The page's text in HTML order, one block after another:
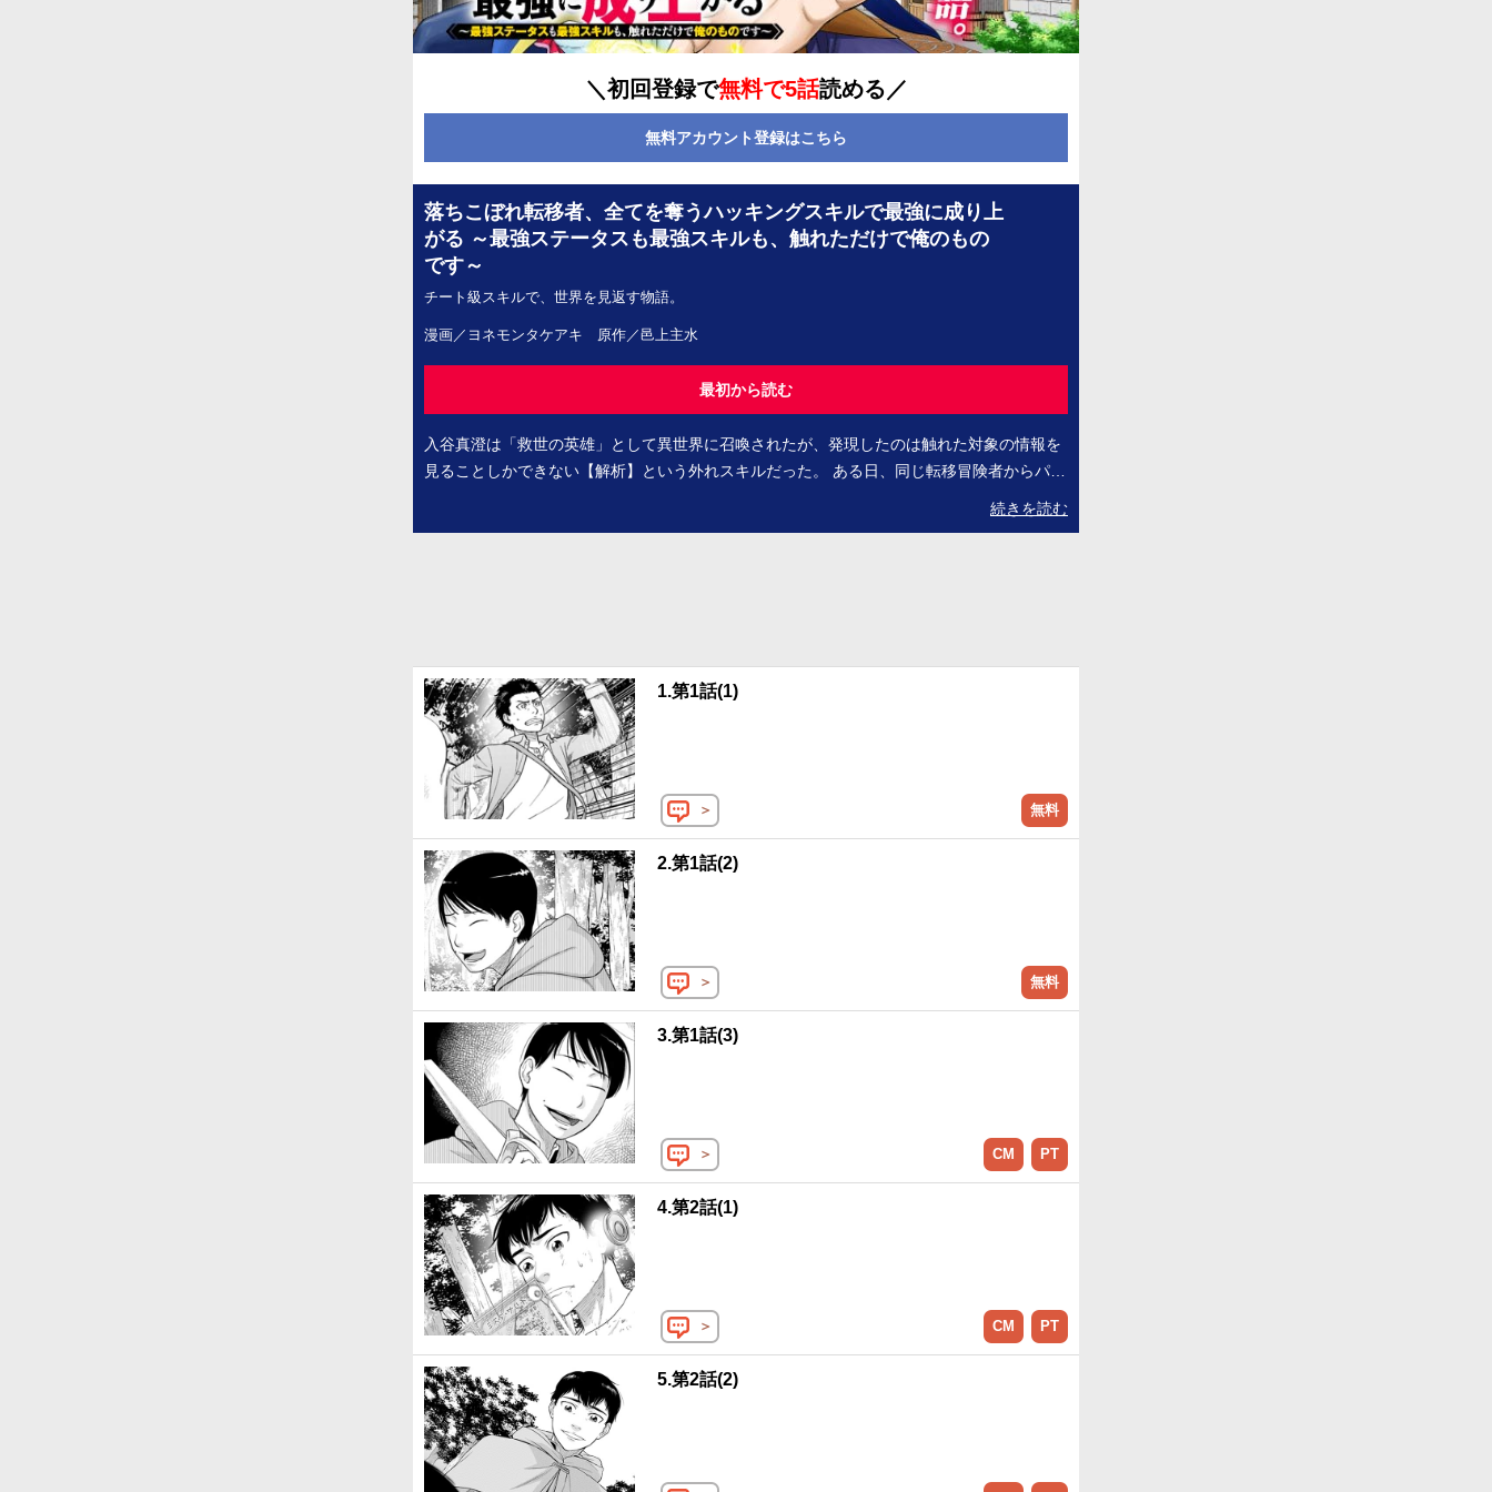
＼初回登録で無料で5話読める／
無料アカウント登録はこちら
落ちこぼれ転移者、全てを奪うハッキングスキルで最強に成り上
がる ～最強ステータスも最強スキルも、触れただけで俺のもの
です～
チート級スキルで、世界を見返す物語。
漫画／ヨネモンタケアキ 原作／邑上主水
最初から読む
入谷真澄は「救世の英雄」として異世界に召喚されたが、発現したのは触れた対象の情報を
見ることしかできない【解析】という外れスキルだった。 ある日、同じ転移冒険者からパー
ティに誘われたが、彼らはこの世界で重罪とされる「同業者殺し」を犯し、イリヤはその罪
続きを読む
1.第1話(1)
＞ 無料
2.第1話(2)
＞ 無料
3.第1話(3)
＞ CM PT
4.第2話(1)
＞ CM PT
5.第2話(2)